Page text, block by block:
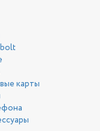
карты